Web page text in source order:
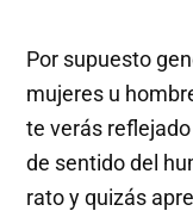
Por supuesto
mujeres u
te verás
de sentido del
rato y quizás